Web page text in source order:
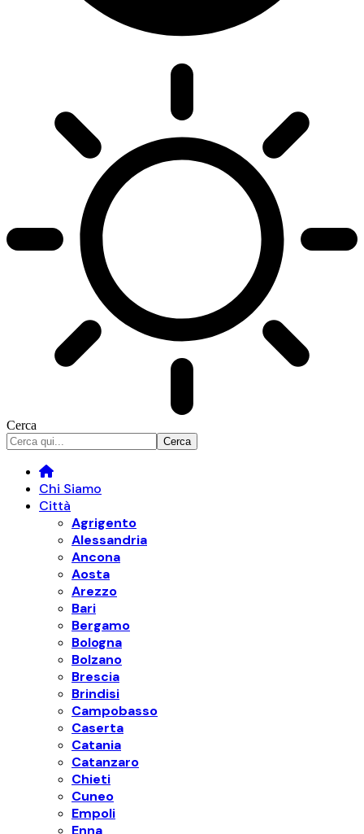
Cerca
Chi Siamo
Città
Agrigento
Alessandria
Ancona
Aosta
Arezzo
Bari
Bergamo
Bologna
Bolzano
Brescia
Brindisi
Campobasso
Caserta
Catania
Catanzaro
Chieti
Cuneo
Empoli
Enna